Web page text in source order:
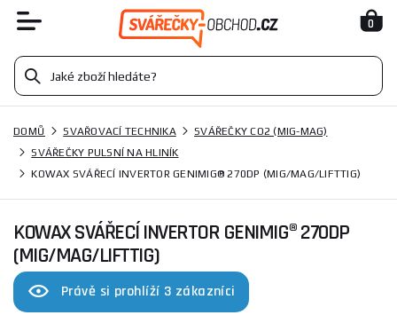
0
DOMŮ SVAŘOVACÍ TECHNIKA
SVÁŘEČKY CO2 (MIG-MAG)
SVÁŘEČKY PULSNÍ NA HLINÍK
KOWAX SVÁŘECÍ INVERTOR GENIMIG® 270DP (MIG/MAG/LIFTTIG)
KOWAX SVÁŘECÍ INVERTOR GENIMIG® 270DP
(MIG/MAG/LIFTTIG)
Právě si prohlíží 3 zákazníci